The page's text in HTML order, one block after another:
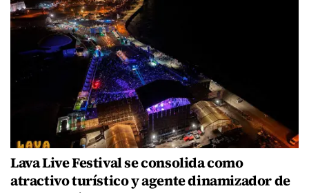
Lava Live Festival se consolida como
atractivo turístico y agente dinamizador de